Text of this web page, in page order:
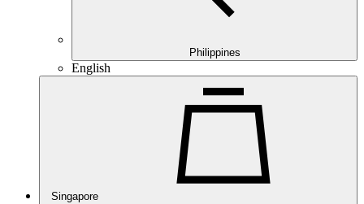
Philippines
English
Singapore